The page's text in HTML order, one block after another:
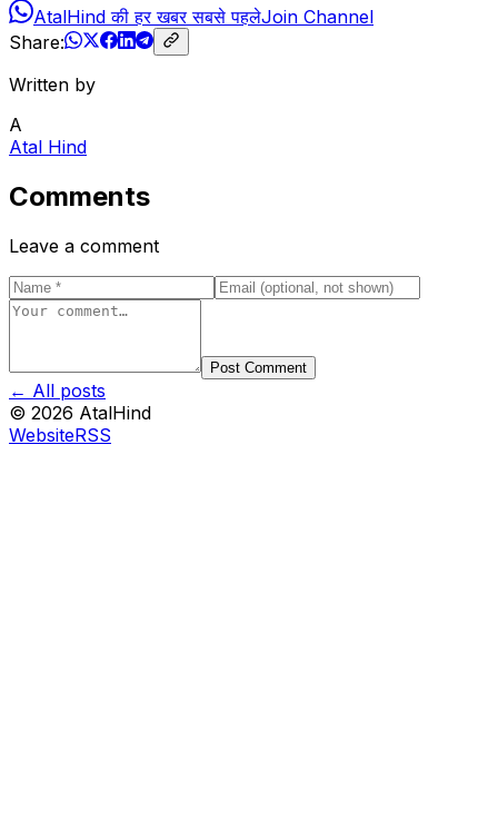
AtalHind की हर खबर सबसे पहलेJoin Channel
Share:
Written by
A
Atal Hind
Comments
Leave a comment
Post Comment
← All posts
© 2026 AtalHind
WebsiteRSS